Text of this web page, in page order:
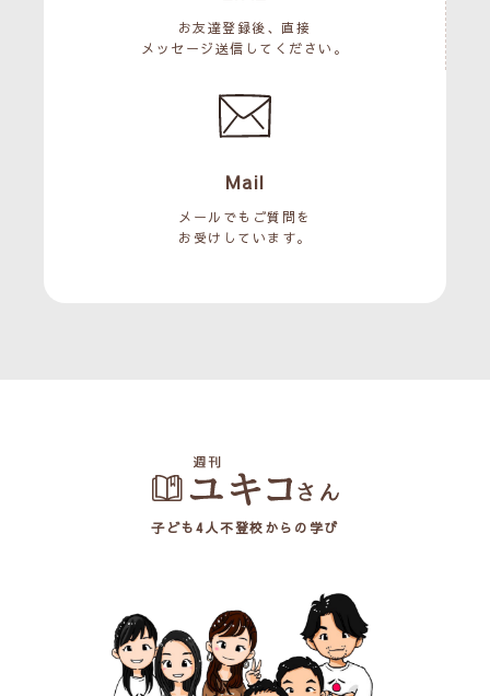
お友達登録後、直接
メッセージ送信してください。
Mail
メールでもご質問を
お受けしています。
子ども4人不登校からの学び